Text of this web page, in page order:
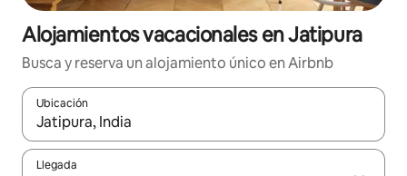
Alojamientos vacacionales en Jatipura
Busca y reserva un alojamiento único en Airbnb
Ubicación
Cuando los resultados estén disponibles, podrás navegar
Llegada